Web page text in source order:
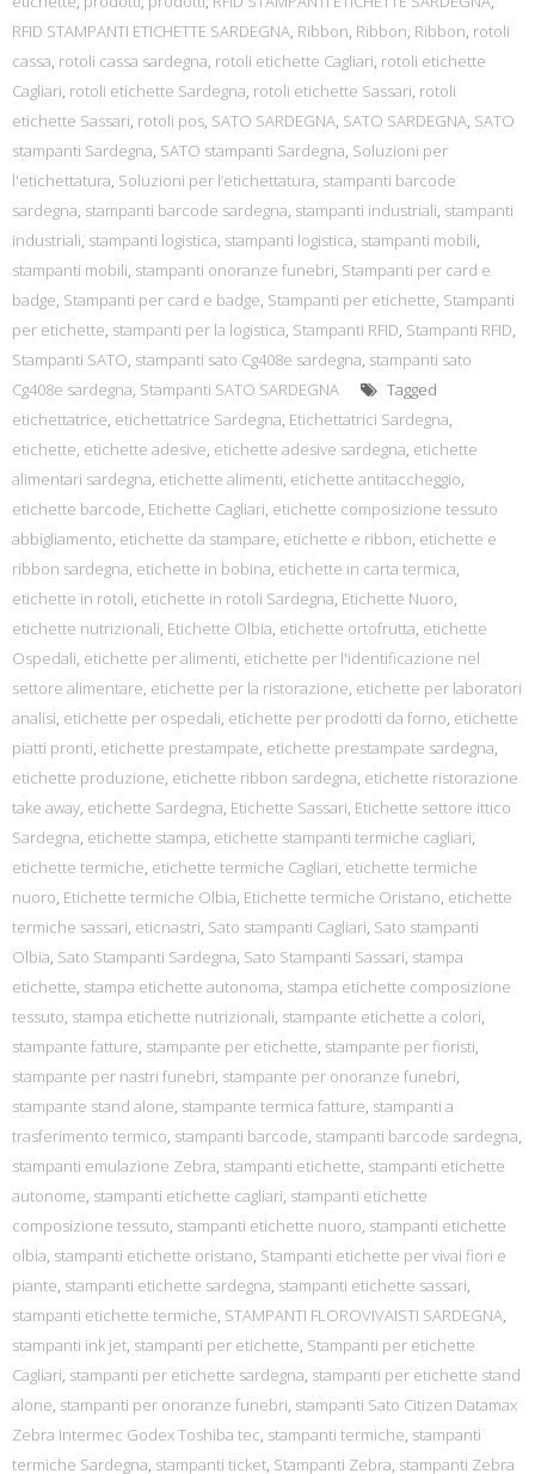
RFID STAMPANTI ETICHETTE SARDEGNA, Ribbon, Ribbon, Ribbon, rotoli
cassa, rotoli cassa sardegna, rotoli etichette Cagliari, rotoli etichette
Cagliari, rotoli etichette Sardegna, rotoli etichette Sassari, rotoli
etichette Sassari, rotoli pos, SATO SARDEGNA, SATO SARDEGNA, SATO
stampanti Sardegna, SATO stampanti Sardegna, Soluzioni per
l'etichettatura, Soluzioni per l’etichettatura, stampanti barcode
sardegna, stampanti barcode sardegna, stampanti industriali, stampanti
industriali, stampanti logistica, stampanti logistica, stampanti mobili,
stampanti mobili, stampanti onoranze funebri, Stampanti per card e
badge, Stampanti per card e badge, Stampanti per etichette, Stampanti
per etichette, stampanti per la logistica, Stampanti RFID, Stampanti RFID,
Stampanti SATO, stampanti sato Cg408e sardegna, stampanti sato
Cg408e sardegna, Stampanti SATO SARDEGNA
Tagged
etichettatrice, etichettatrice Sardegna, Etichettatrici Sardegna,
etichette, etichette adesive, etichette adesive sardegna, etichette
alimentari sardegna, etichette alimenti, etichette antitaccheggio,
etichette barcode, Etichette Cagliari, etichette composizione tessuto
abbigliamento, etichette da stampare, etichette e ribbon, etichette e
ribbon sardegna, etichette in bobina, etichette in carta termica,
etichette in rotoli, etichette in rotoli Sardegna, Etichette Nuoro,
etichette nutrizionali, Etichette Olbia, etichette ortofrutta, etichette
Ospedali, etichette per alimenti, etichette per l'identificazione nel
settore alimentare, etichette per la ristorazione, etichette per laboratori
analisi, etichette per ospedali, etichette per prodotti da forno, etichette
piatti pronti, etichette prestampate, etichette prestampate sardegna,
etichette produzione, etichette ribbon sardegna, etichette ristorazione
take away, etichette Sardegna, Etichette Sassari, Etichette settore ittico
Sardegna, etichette stampa, etichette stampanti termiche cagliari,
etichette termiche, etichette termiche Cagliari, etichette termiche
nuoro, Etichette termiche Olbia, Etichette termiche Oristano, etichette
termiche sassari, eticnastri, Sato stampanti Cagliari, Sato stampanti
Olbia, Sato Stampanti Sardegna, Sato Stampanti Sassari, stampa
etichette, stampa etichette autonoma, stampa etichette composizione
tessuto, stampa etichette nutrizionali, stampante etichette a colori,
stampante fatture, stampante per etichette, stampante per fioristi,
stampante per nastri funebri, stampante per onoranze funebri,
stampante stand alone, stampante termica fatture, stampanti a
trasferimento termico, stampanti barcode, stampanti barcode sardegna,
stampanti emulazione Zebra, stampanti etichette, stampanti etichette
autonome, stampanti etichette cagliari, stampanti etichette
composizione tessuto, stampanti etichette nuoro, stampanti etichette
olbia, stampanti etichette oristano, Stampanti etichette per vivai fiori e
piante, stampanti etichette sardegna, stampanti etichette sassari,
stampanti etichette termiche, STAMPANTI FLOROVIVAISTI SARDEGNA,
stampanti ink jet, stampanti per etichette, Stampanti per etichette
Cagliari, stampanti per etichette sardegna, stampanti per etichette stand
alone, stampanti per onoranze funebri, stampanti Sato Citizen Datamax
Zebra Intermec Godex Toshiba tec, stampanti termiche, stampanti
termiche Sardegna, stampanti ticket, Stampanti Zebra, stampanti Zebra